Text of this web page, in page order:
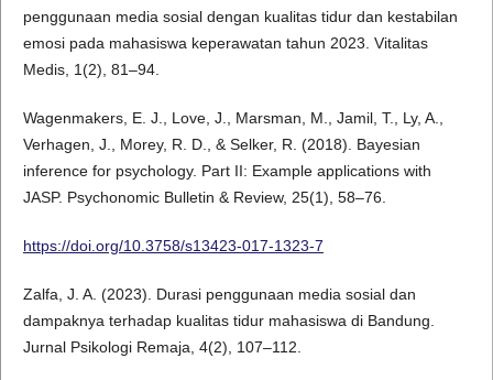
penggunaan media sosial dengan kualitas tidur dan kestabilan
emosi pada mahasiswa keperawatan tahun 2023. Vitalitas
Medis, 1(2), 81–94.
Wagenmakers, E. J., Love, J., Marsman, M., Jamil, T., Ly, A.,
Verhagen, J., Morey, R. D., & Selker, R. (2018). Bayesian
inference for psychology. Part II: Example applications with
JASP. Psychonomic Bulletin & Review, 25(1), 58–76.
https://doi.org/10.3758/s13423-017-1323-7
Zalfa, J. A. (2023). Durasi penggunaan media sosial dan
dampaknya terhadap kualitas tidur mahasiswa di Bandung.
Jurnal Psikologi Remaja, 4(2), 107–112.